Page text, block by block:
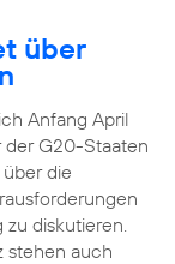
über
Anfang April
der G20-Staaten
die
zu diskutieren.
stehen auch